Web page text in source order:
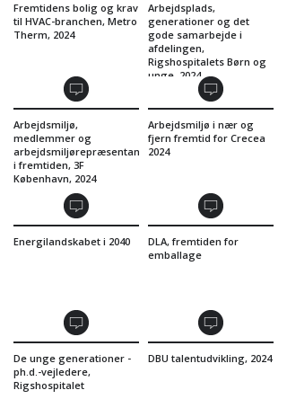
Fremtidens bolig og krav
til HVAC-branchen, Metro
Therm, 2024
Arbejdsplads,
generationer og det
gode samarbejde i
afdelingen,
Rigshospitalets Børn og
unge, 2024
Arbejdsmiljø,
medlemmer og
arbejdsmiljørepræsentanten
i fremtiden, 3F
København, 2024
Arbejdsmiljø i nær og
fjern fremtid for Crecea
2024
Energilandskabet i 2040
DLA, fremtiden for
emballage
De unge generationer -
ph.d.-vejledere,
Rigshospitalet
DBU talentudvikling, 2024